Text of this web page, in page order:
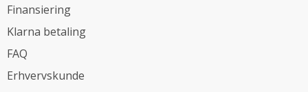
Finansiering
Klarna betaling
FAQ
Erhvervskunde